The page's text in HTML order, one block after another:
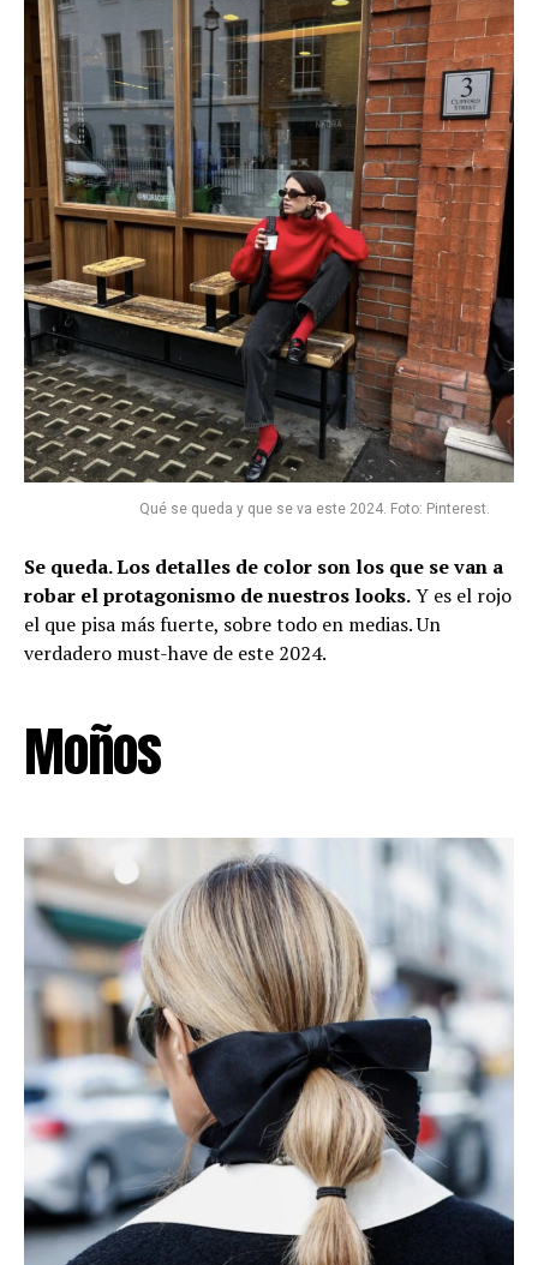
Qué se queda y que se va este 2024. Foto: Pinterest.
Se queda. Los detalles de color son los que se van a
robar el protagonismo de nuestros looks.Y es el rojo
el que pisa más fuerte, sobre todo en medias. Un
verdadero must-have de este 2024.
Moños